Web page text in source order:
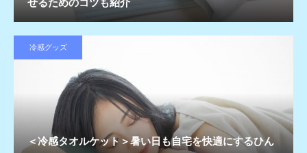
せるためのコツも紹介
冷感グッズ
＜冷感タオルケット＞暑い日も自宅を快適にするひん